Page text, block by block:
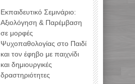
Εκπαιδευτικό Σεμινάριο:
Αξιολόγηση & Παρέμβαση
σε μορφές
Ψυχοπαθολογίας στο Παιδί
και τον έφηβο με παιχνίδι
και δημιουργικές
δραστηριότητες